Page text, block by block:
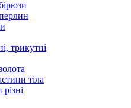
трикутні
тіла